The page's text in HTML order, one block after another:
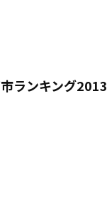
ランキング2013